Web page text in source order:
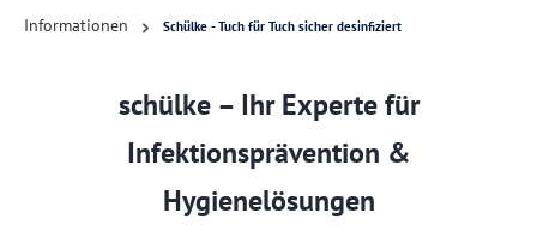
Informationen Schülke - Tuch für Tuch sicher desinfiziert
schülke – Ihr Experte für
Infektionsprävention &
Hygienelösungen